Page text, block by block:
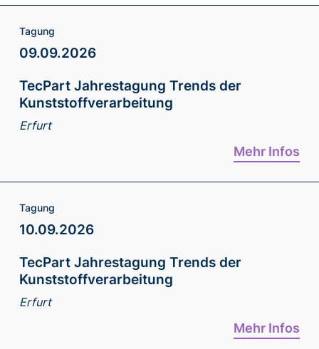
Tagung
09.09.2026
TecPart Jahrestagung Trends der
Kunststoffverarbeitung
Erfurt
Mehr Infos
Tagung
10.09.2026
TecPart Jahrestagung Trends der
Kunststoffverarbeitung
Erfurt
Mehr Infos